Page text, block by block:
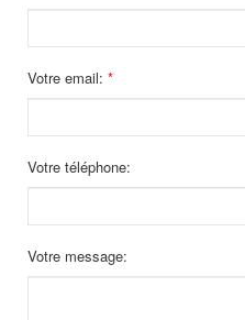
Votre email:
Votre téléphone:
Votre message: